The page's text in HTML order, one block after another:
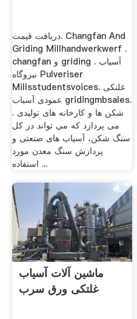
دریافت قیمت. Changfan And
Griding Millhandwerkwerf .
changfan و griding آسیاب .
نیروگاه Pulveriser
Millsstudentsvoices. غلتکی
عمودی آسیاب gridingmbsales.
. شکن ها و کارخانه های تولیدی
می پردازد که می تواند در کل
سنگ شکن، آسیاب های صنعتی و
پردازش سنگ معدن مورد
استفاده ...
ماشین آلات آسیاب
غلتکی ورق سرب